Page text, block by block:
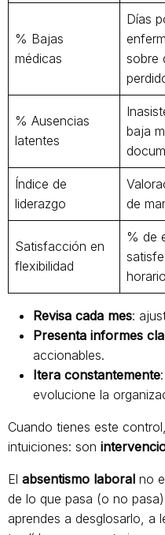
% Bajas
médicas
Días
sobre
% Ausencias
latentes
baja
Índice de
liderazgo
de
Satisfacción en
flexibilidad
% de
Revisa cada mes:
Presenta informes
accionables.
Itera constantemente
evolucione la
Cuando tienes este
intuiciones: son
El absentismo laboral no
de lo que pasa (o no
aprendes a desglosarlo, a